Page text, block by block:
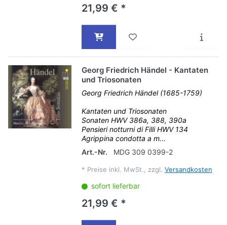
21,99 € *
Georg Friedrich Händel - Kantaten
und Triosonaten
Georg Friedrich Händel (1685-1759)
Kantaten und Triosonaten
Sonaten HWV 386a, 388, 390a
Pensieri notturni di Filli HWV 134
Agrippina condotta a m...
Art.-Nr.
MDG 309 0399-2
* Preise inkl. MwSt., zzgl. Versandkosten
sofort lieferbar
21,99 € *